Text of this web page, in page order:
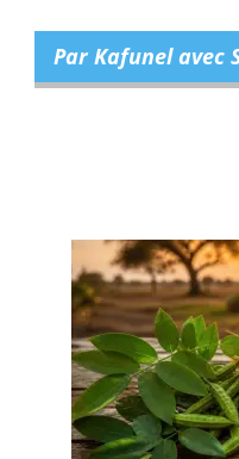
Par Kafunel avec